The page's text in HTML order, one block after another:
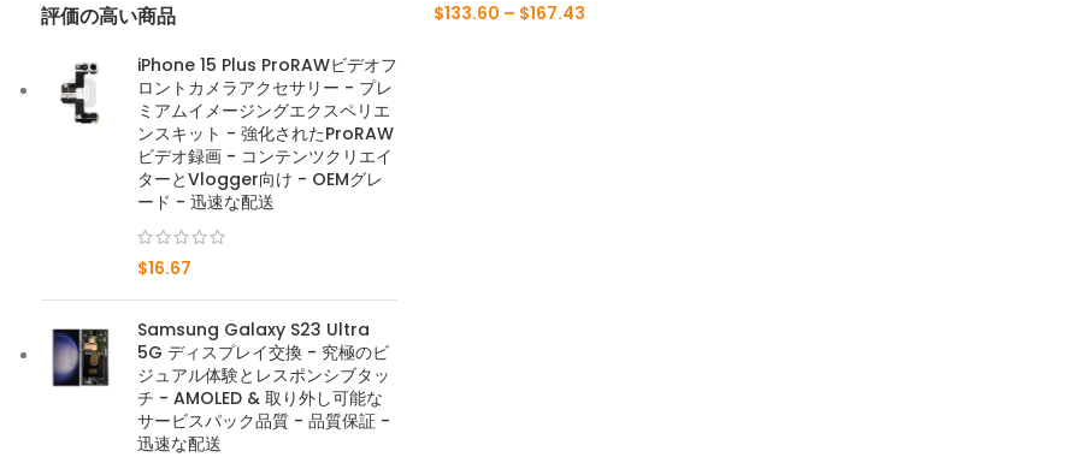
メイトシリーズ
評価の高い商品
iPhone 15 Plus ProRAWビデオフ
ロントカメラアクセサリー - プレ
ミアムイメージングエクスペリエ
ンスキット - 強化されたProRAW
ビデオ録画 - コンテンツクリエイ
ターとVlogger向け - OEMグレ
ード - 迅速な配送
$16.67
Samsung Galaxy S23 Ultra
5G ディスプレイ交換 - 究極のビ
ジュアル体験とレスポンシブタッ
チ - AMOLED & 取り外し可能な
サービスパック品質 - 品質保証 -
迅速な配送
$133.60 – $167.43